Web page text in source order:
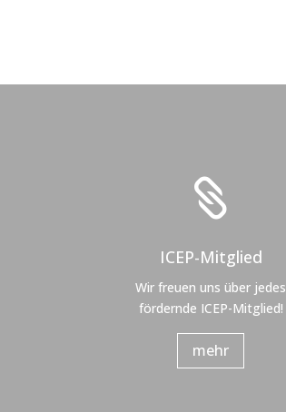

ICEP-Mitglied
Wir freuen uns über jedes
fördernde ICEP-Mitglied!
mehr